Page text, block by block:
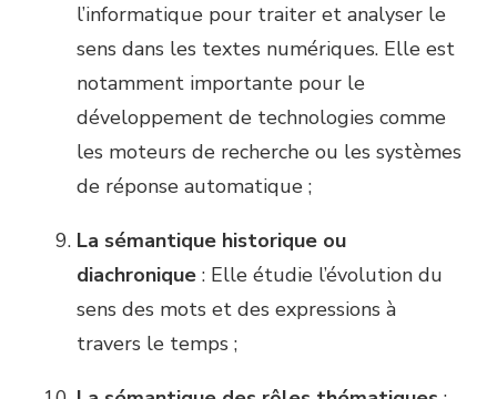
l’informatique pour traiter et analyser le
sens dans les textes numériques. Elle est
notamment importante pour le
développement de technologies comme
les moteurs de recherche ou les systèmes
de réponse automatique ;
La sémantique historique ou
diachronique : Elle étudie l’évolution du
sens des mots et des expressions à
travers le temps ;